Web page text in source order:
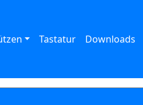
Tastatur Downloads